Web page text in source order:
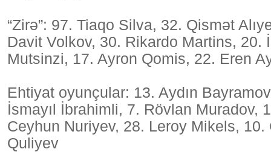
“Zirə”: 97. Tiaqo Silva, 32. Qismət
Davit Volkov, 30. Rikardo Martins,
Mutsinzi, 17. Ayron Qomis, 22. Eren
Ehtiyat oyunçular: 13. Aydın
İsmayıl İbrahimli, 7. Rövlan
Ceyhun Nuriyev, 28. Leroy Mikels,
Quliyev